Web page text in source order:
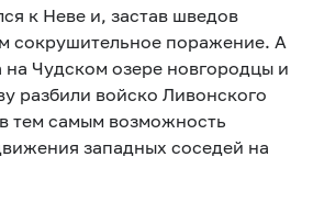
к Неве и, застав шведов
сокрушительное поражение. А
на Чудском озере новгородцы и
разбили войско Ливонского
тем самым возможность
западных соседей на